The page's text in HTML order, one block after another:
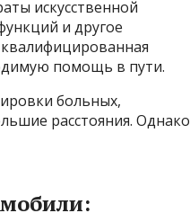
искусственной
и другое
помощь в пути.
больных,
расстояния. Однако